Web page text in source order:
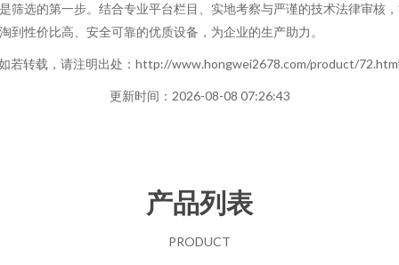
筛选的第一步。结合专业平台栏目、实地考察与严谨的技术法律审核
到性价比高、安全可靠的优质设备，为企业的生产助力。
若转载，请注明出处：http://www.hongwei2678.com/product/
更新时间：2026-08-08 07:26:43
产品列表
PRODUCT